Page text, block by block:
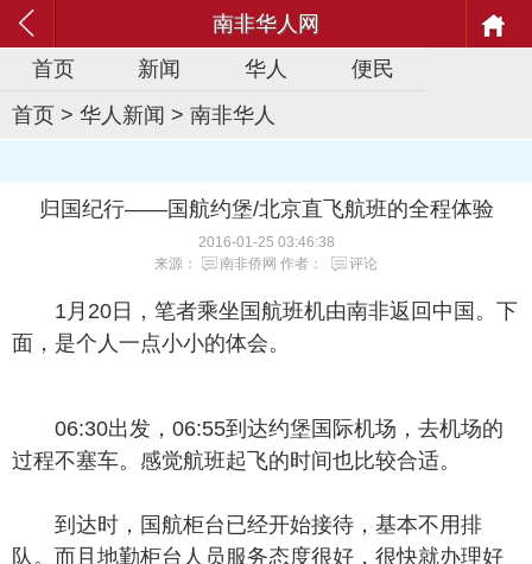
南非华人网
首页
新闻 华人
便民
首页 > 华人新闻 > 南非华人
归国纪行——国航约堡/北京直飞航班的全程体验
2016-01-25 03:46:38
来源：
南非侨网 作者： 评论
1月20日，笔者乘坐国航班机由南非返回中国。下
面，是个人一点小小的体会。
06:30出发，06:55到达约堡国际机场，去机场的
过程不塞车。感觉航班起飞的时间也比较合适。
到达时，国航柜台已经开始接待，基本不用排
队。而且地勤柜台人员服务态度很好，很快就办理好